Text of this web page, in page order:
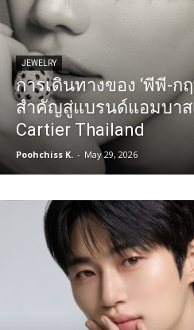
JEWELRY
การเดินทางของ ‘พีพี-ก
สำคัญสู่แบรนด์แอมบาส
Cartier Thailand
Poohchiss K. - May 29, 2026